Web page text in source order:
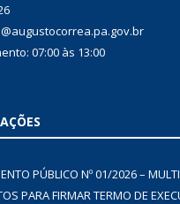
07:00 às 13:00
PÚBLICO Nº 01/2026 –
PARA FIRMAR TERMO DE